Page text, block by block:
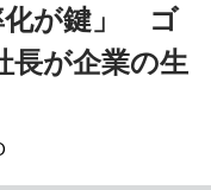
化が鍵」 ゴ
長が企業の生